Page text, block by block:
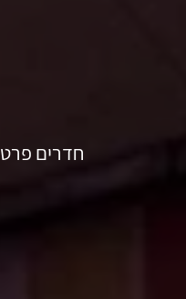
חדרים